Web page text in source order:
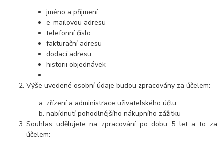
jméno a příjmení
e-mailovou adresu
telefonní číslo
fakturační adresu
dodací adresu
historii objednávek
…………..
Výše uvedené osobní údaje budou zpracovány za účelem:
zřízení a administrace uživatelského účtu
nabídnutí pohodlnějšího nákupního zážitku
Souhlas udělujete na zpracování po dobu 5 let a to za
účelem: